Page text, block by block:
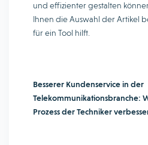
und effizienter gestalten
Ihnen die Auswahl der Artikel
für ein Tool hilft.
Besserer Kundenservice in der
Telekommunikationsbranche:
Prozess der Techniker